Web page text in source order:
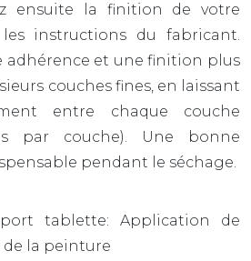
ensuite la finition de votre
instructions du fabricant.
adhérence et une finition plus
couches fines, en laissant
entre chaque couche
par couche). Une bonne
pendant le séchage.